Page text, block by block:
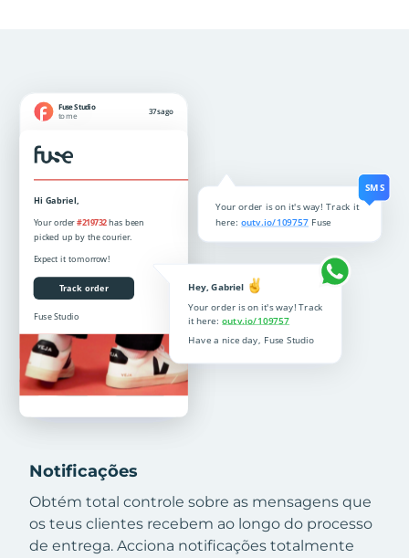
Notificações
Obtém total controle sobre as mensagens que
os teus clientes recebem ao longo do processo
de entrega. Acciona notificações totalmente